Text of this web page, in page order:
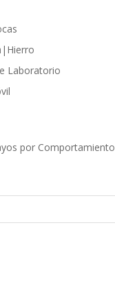
Laboratorio
por Comportamiento